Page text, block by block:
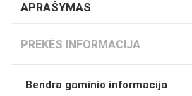
APRAŠYMAS
PREKĖS INFORMACIJA
Bendra gaminio informacija